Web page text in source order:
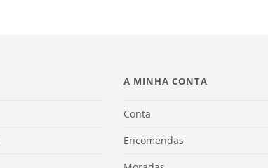
A MINHA CONTA
Conta
Encomendas